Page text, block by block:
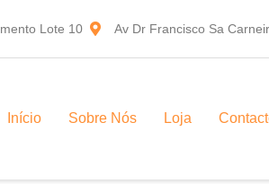
Lote 10 Av Dr Francisco Sa
Início Sobre Nós Loja